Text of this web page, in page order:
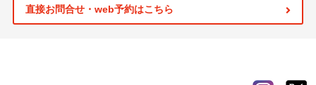
直接お問合せ・web予約はこちら